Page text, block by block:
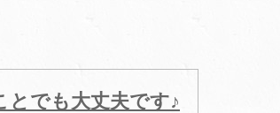
とでも大丈夫です♪